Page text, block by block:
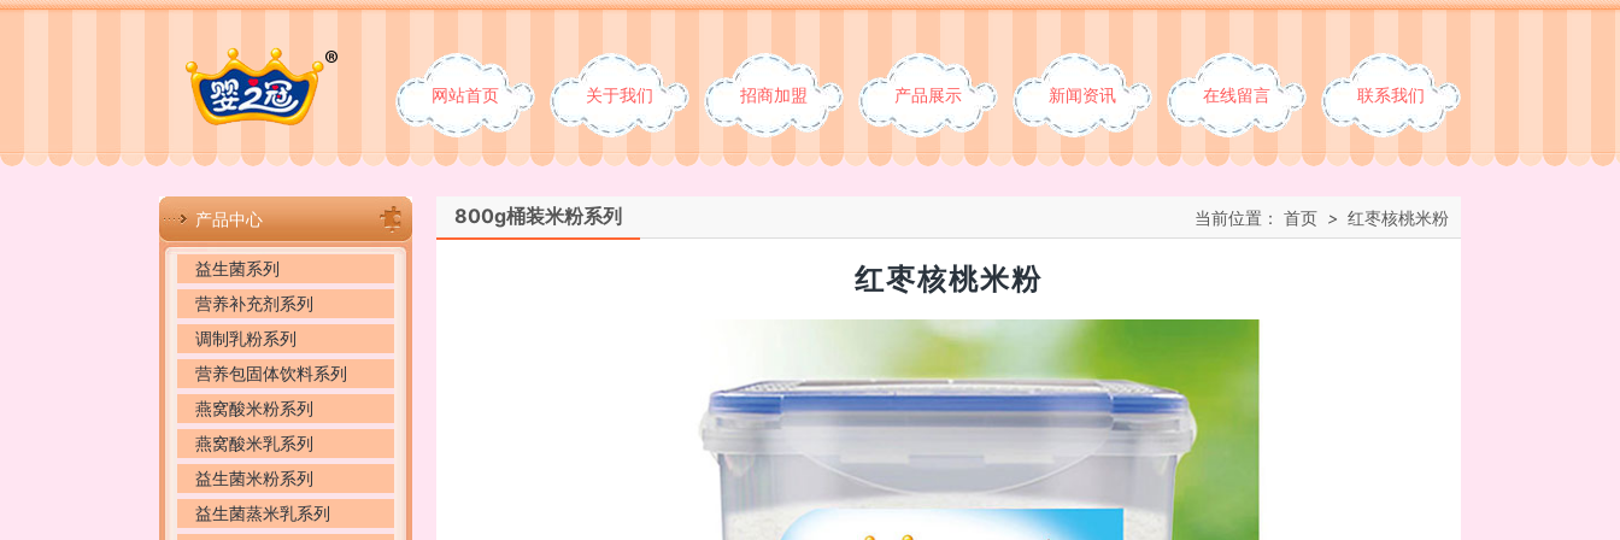
网站首页 关于我们 招商加盟 产品展示 新闻资讯 在线留言 联系我们
产品中心
益生菌系列
营养补充剂系列
调制乳粉系列
营养包固体饮料系列
燕窝酸米粉系列
燕窝酸米乳系列
益生菌米粉系列
益生菌蒸米乳系列
800g桶装米粉系列 当前位置： 首页 > 红枣核桃米粉
红枣核桃米粉